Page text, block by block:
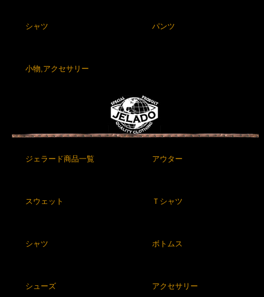
シャツ パンツ
小物,アクセサリー
ジェラード商品一覧 アウター
スウェット Ｔシャツ
シャツ ボトムス
シューズ アクセサリー